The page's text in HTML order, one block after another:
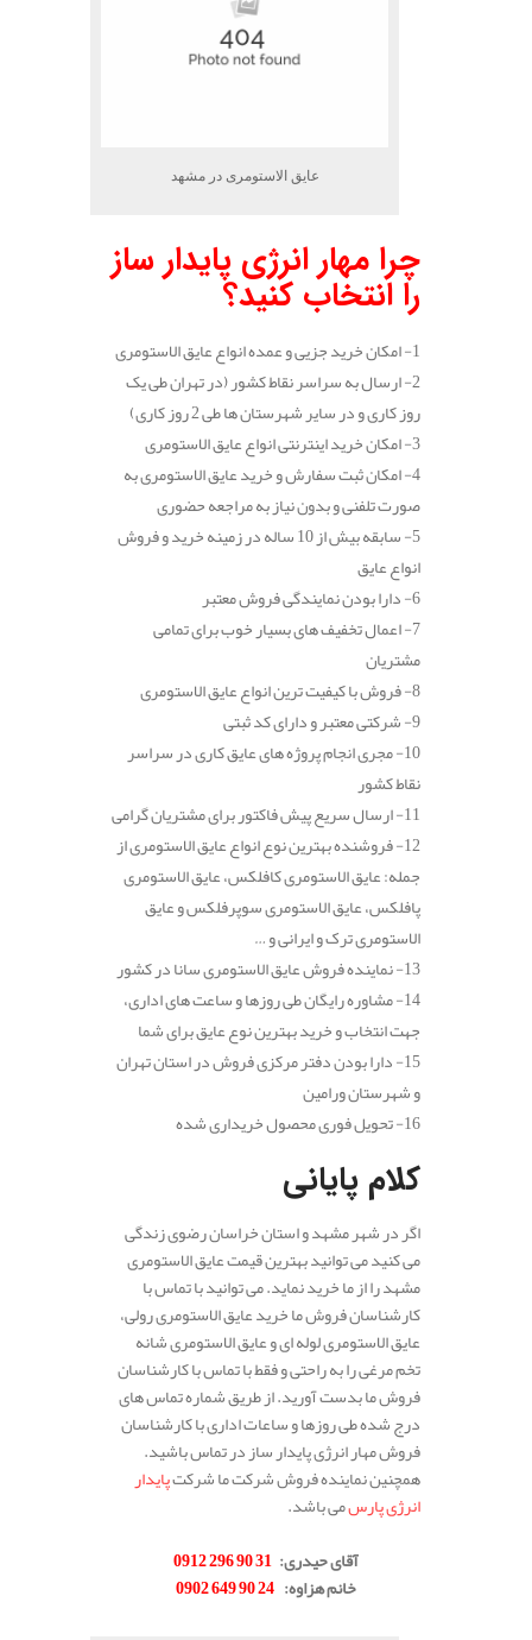
عایق الاستومری در مشهد
چرا مهار انرژی پایدار ساز
را انتخاب کنید؟
1- امکان خرید جزیی و عمده انواع عایق الاستومری
2- ارسال به سراسر نقاط کشور (در تهران طی یک
روز کاری و در سایر شهرستان ها طی 2 روز کاری)
3- امکان خرید اینترنتی انواع عایق الاستومری
4- امکان ثبت سفارش و خرید عایق الاستومری به
صورت تلفنی و بدون نیاز به مراجعه حضوری
5- سابقه بیش از 10 ساله در زمینه خرید و فروش
انواع عایق
6- دارا بودن نمایندگی فروش معتبر
7- اعمال تخفیف های بسیار خوب برای تمامی
مشتریان
8- فروش با کیفیت ترین انواع عایق الاستومری
9- شرکتی معتبر و دارای کد ثبتی
10- مجری انجام پروژه های عایق کاری در سراسر
نقاط کشور
11- ارسال سریع پیش فاکتور برای مشتریان گرامی
12- فروشنده بهترین نوع انواع عایق الاستومری از
جمله: عایق الاستومری کافلکس، عایق الاستومری
پافلکس، عایق الاستومری سوپرفلکس و عایق
الاستومری ترک و ایرانی و …
13- نماینده فروش عایق الاستومری سانا در کشور
14- مشاوره رایگان طی روزها و ساعت های اداری،
جهت انتخاب و خرید بهترین نوع عایق برای شما
15- دارا بودن دفتر مرکزی فروش در استان تهران
و شهرستان ورامین
16- تحویل فوری محصول خریداری شده
کلام پایانی
اگر در شهر مشهد و استان خراسان رضوی زندگی
می کنید می توانید بهترین قیمت عایق الاستومری
مشهد را از ما خرید نماید. می توانید با تماس با
کارشناسان فروش ما خرید عایق الاستومری رولی،
عایق الاستومری لوله ای و عایق الاستومری شانه
تخم مرغی را به راحتی و فقط با تماس با کارشناسان
فروش ما بدست آورید. از طریق شماره تماس های
درج شده طی روزها و ساعات اداری با کارشناسان
فروش مهار انرژی پایدار ساز در تماس باشید.
همچنین نماینده فروش شرکت ما شرکتپایدار
انرژی پارسمی باشد.
آقای حیدری:
31 90 296 0912
خانم هزاوه:
24 90 649 0902